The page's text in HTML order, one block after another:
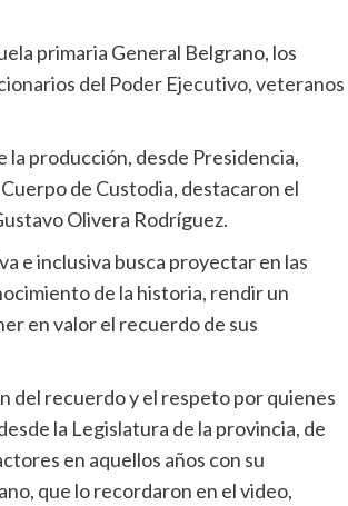
primaria General Belgrano, los
del Poder Ejecutivo, veteranos
la producción, desde Presidencia,
de Custodia, destacaron el
Olivera Rodríguez.
e inclusiva busca proyectar en las
de la historia, rendir un
en valor el recuerdo de sus
del recuerdo y el respeto por quienes
la Legislatura de la provincia, de
en aquellos años con su
que lo recordaron en el video,